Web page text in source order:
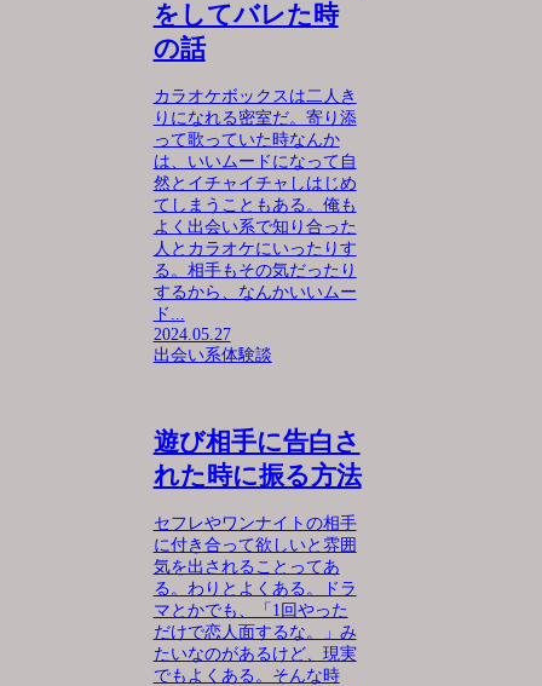
をしてバレた時
の話
カラオケボックスは二人き
りになれる密室だ。寄り添
って歌っていた時なんか
は、いいムードになって自
然とイチャイチャしはじめ
てしまうこともある。俺も
よく出会い系で知り合った
人とカラオケにいったりす
る。相手もその気だったり
するから、なんかいいムー
ド...
2024.05.27
出会い系体験談
遊び相手に告白さ
れた時に振る方法
セフレやワンナイトの相手
に付き合って欲しいと雰囲
気を出されることってあ
る。わりとよくある。ドラ
マとかでも、「1回やった
だけで恋人面するな。」み
たいなのがあるけど、現実
でもよくある。そんな時